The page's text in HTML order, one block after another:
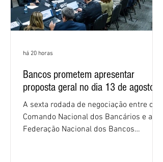
Bancos prometem apresentar
proposta geral no dia 13 de agosto
A sexta rodada de negociação entre o
Comando Nacional dos Bancários e a
Federação Nacional dos Bancos
há 20 horas